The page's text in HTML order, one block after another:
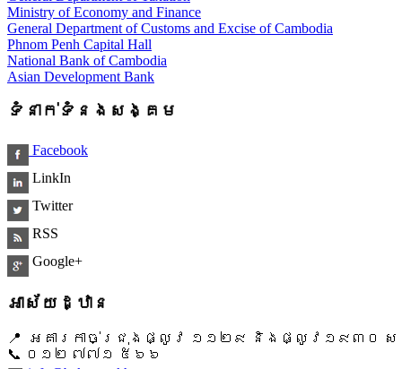
Ministry of Economy and Finance
General Department of Customs and Excise of Cambodia
Phnom Penh Capital Hall
National Bank of Cambodia
Asian Development Bank
ទំនាក់ទំនងសង្គម
Facebook
LinkIn
Twitter
RSS
Google+
អាស័យដ្ឋាន
📍 អគារកាច់ជ្រុងផ្លូវ ១១២៩ និងផ្លូវ១៩៣០ ស
📞 ​០១២ ៧៧១ ៥៦៦